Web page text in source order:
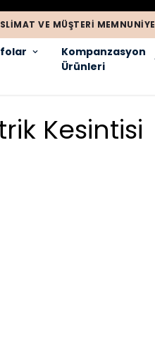
VE MÜŞTERI
Kompanzasyon
Ürünleri
Kesintisi